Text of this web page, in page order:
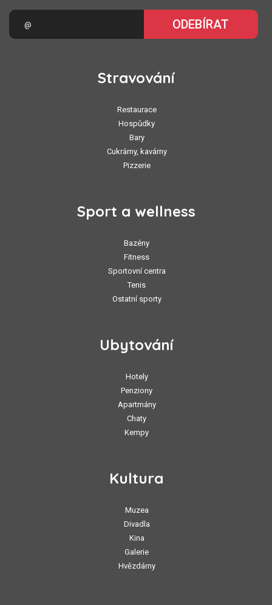
ODEBÍRAT
Stravování
Restaurace
Hospůdky
Bary
Cukrárny, kavárny
Pizzerie
Sport a wellness
Bazény
Fitness
Sportovní centra
Tenis
Ostatní sporty
Ubytování
Hotely
Penziony
Apartmány
Chaty
Kempy
Kultura
Muzea
Divadla
Kina
Galerie
Hvězdárny